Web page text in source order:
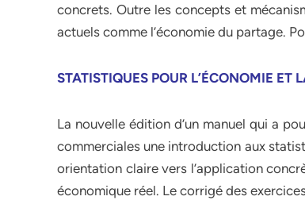
concrets. Outre les concepts et
actuels comme l’économie du partage.
STATISTIQUES POUR L’ÉCONOMIE
La nouvelle édition d’un manuel qui a
commerciales une introduction aux
orientation claire vers l’application
économique réel. Le corrigé des